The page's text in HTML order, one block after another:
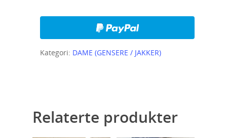
Kategori: DAME (GENSERE / JAKKER)
Relaterte produkter